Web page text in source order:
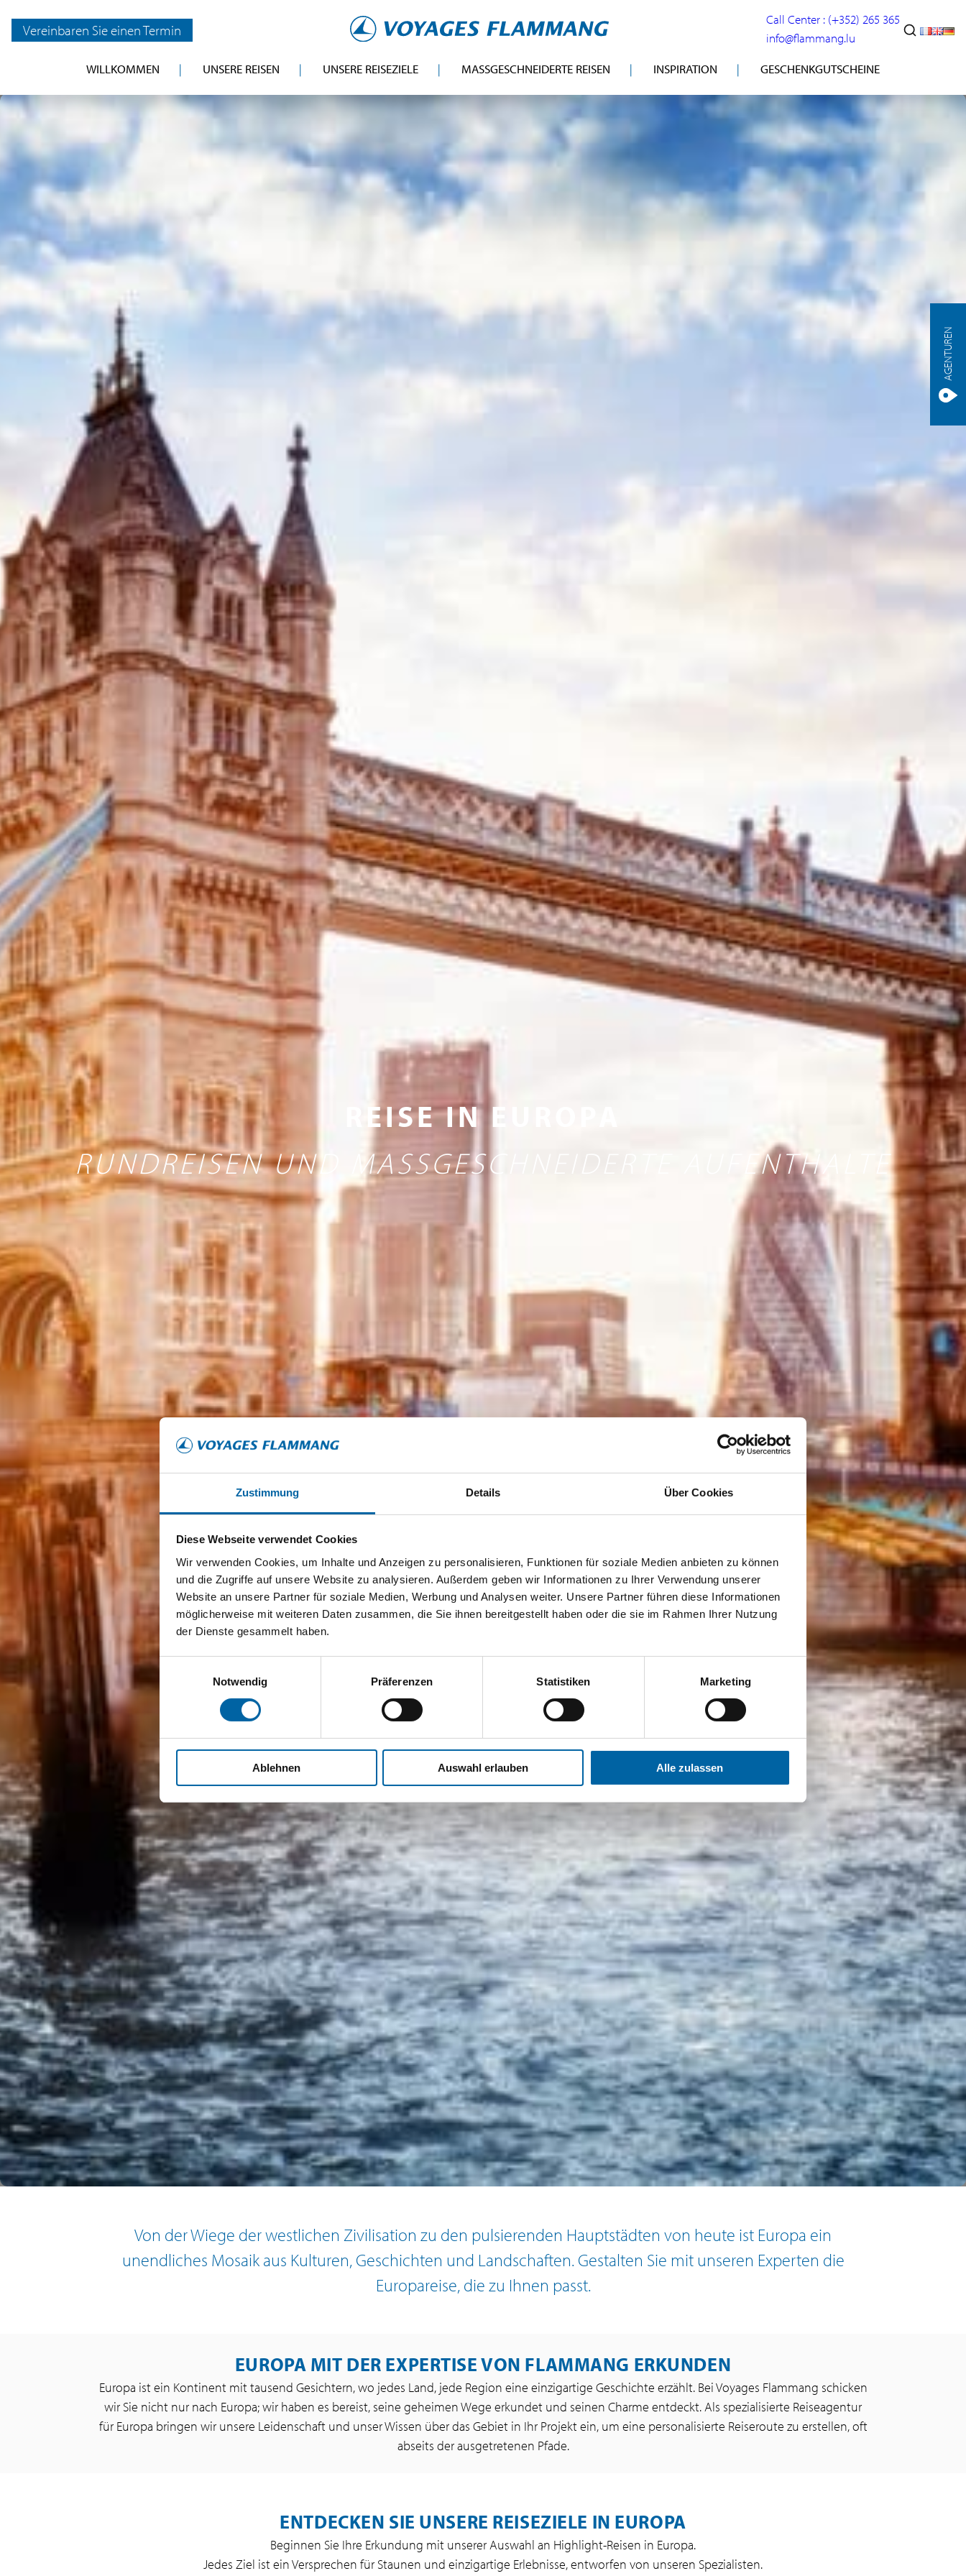
Zustimmung Details Über Cookies
Diese Webseite verwendet Cookies
Wir verwenden Cookies, um Inhalte und Anzeigen zu personalisieren, Funktionen für soziale Medien anbieten zu können
und die Zugriffe auf unsere Website zu analysieren. Außerdem geben wir Informationen zu Ihrer Verwendung unserer
Website an unsere Partner für soziale Medien, Werbung und Analysen weiter. Unsere Partner führen diese Informationen
möglicherweise mit weiteren Daten zusammen, die Sie ihnen bereitgestellt haben oder die sie im Rahmen Ihrer Nutzung
der Dienste gesammelt haben.
Notwendig
Präferenzen Statistiken Marketing
Ablehnen Auswahl erlauben Alle zulassen
Vereinbaren Sie einen Termin
Call Center : (+352) 265 365
info@flammang.lu
AGENTUREN
WILLKOMMEN UNSERE REISEN UNSERE REISEZIELE MASSGESCHNEIDERTE REISEN INSPIRATION GESCHENKGUTSCHEINE
REISE IN EUROPA
RUNDREISEN UND MASSGESCHNEIDERTE AUFENTHALTE
Von der Wiege der westlichen Zivilisation zu den pulsierenden Hauptstädten von heute ist Europa ein
unendliches Mosaik aus Kulturen, Geschichten und Landschaften. Gestalten Sie mit unseren Experten die
Europareise, die zu Ihnen passt.
EUROPA MIT DER EXPERTISE VON FLAMMANG ERKUNDEN
Europa ist ein Kontinent mit tausend Gesichtern, wo jedes Land, jede Region eine einzigartige Geschichte erzählt. Bei Voyages Flammang schicken
wir Sie nicht nur nach Europa; wir haben es bereist, seine geheimen Wege erkundet und seinen Charme entdeckt. Als spezialisierte Reiseagentur
für Europa bringen wir unsere Leidenschaft und unser Wissen über das Gebiet in Ihr Projekt ein, um eine personalisierte Reiseroute zu erstellen, oft
abseits der ausgetretenen Pfade.
ENTDECKEN SIE UNSERE REISEZIELE IN EUROPA
Beginnen Sie Ihre Erkundung mit unserer Auswahl an Highlight-Reisen in Europa.
Jedes Ziel ist ein Versprechen für Staunen und einzigartige Erlebnisse, entworfen von unseren Spezialisten.